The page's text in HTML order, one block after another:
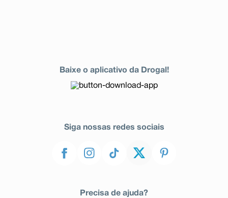
Baixe o aplicativo da Drogal!
Siga nossas redes sociais
Precisa de ajuda?